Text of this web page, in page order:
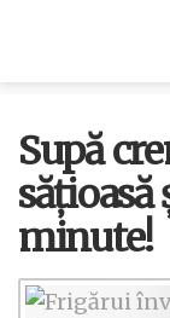
Supă
sățioasă
minute!